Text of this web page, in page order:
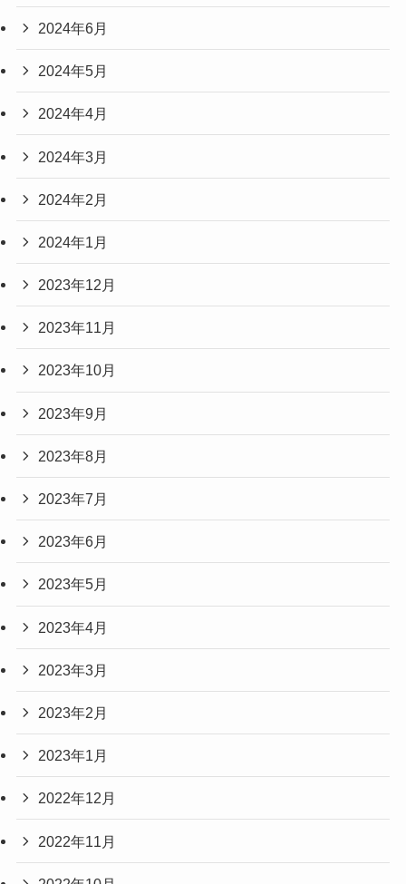
2024年6月
2024年5月
2024年4月
2024年3月
2024年2月
2024年1月
2023年12月
2023年11月
2023年10月
2023年9月
2023年8月
2023年7月
2023年6月
2023年5月
2023年4月
2023年3月
2023年2月
2023年1月
2022年12月
2022年11月